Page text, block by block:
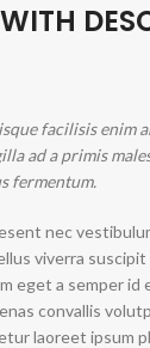
facilisis enim
ad a primis
fermentum.
nec
viverra
eget a semper id
convallis
laoreet ipsum